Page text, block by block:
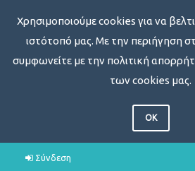
Χρησιμοποιούμε cookies για να
ιστότοπό μας. Με την περιήγηση
συμφωνείτε με την πολιτική
των cookies μας.
OK
Σύνδεση